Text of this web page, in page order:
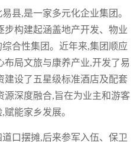
县,是一家多元化企业集团。
步构建起涵盖地产开发、物业
合性集团。近年来,集团顺应
布局文旅与康养产业,开发了易
建设了五星级标准酒店及配套
源深度融合,旨在为业主和游客
能家乡发展。
口摆摊,后来参军入伍、保卫